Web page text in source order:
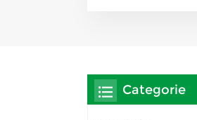
Categorie